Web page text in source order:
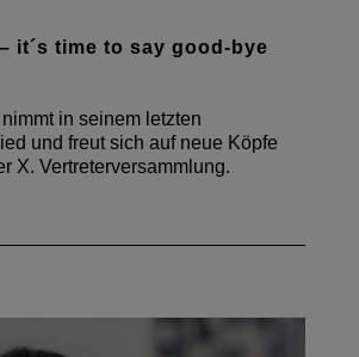
it´s time to say good-bye
in seinem letzten
und freut sich auf neue Köpfe
X. Vertreterversammlung.